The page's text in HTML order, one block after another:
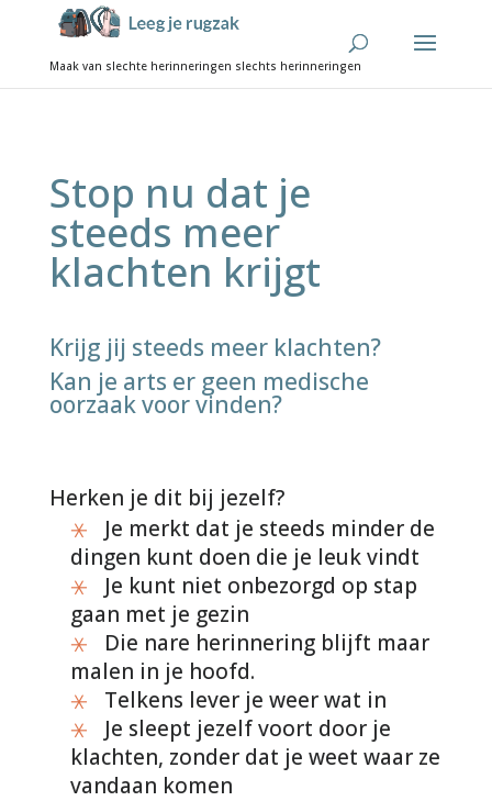
Stop nu dat je
steeds meer
klachten krijgt
Krijg jij steeds meer klachten?
Kan je arts er geen medische
oorzaak voor vinden?
Herken je dit bij jezelf?
Je merkt dat je steeds minder de
dingen kunt doen die je leuk vindt
Je kunt niet onbezorgd op stap
gaan met je gezin
Die nare herinnering blijft maar
malen in je hoofd.
Telkens lever je weer wat in
Je sleept jezelf voort door je
klachten, zonder dat je weet waar ze
vandaan komen